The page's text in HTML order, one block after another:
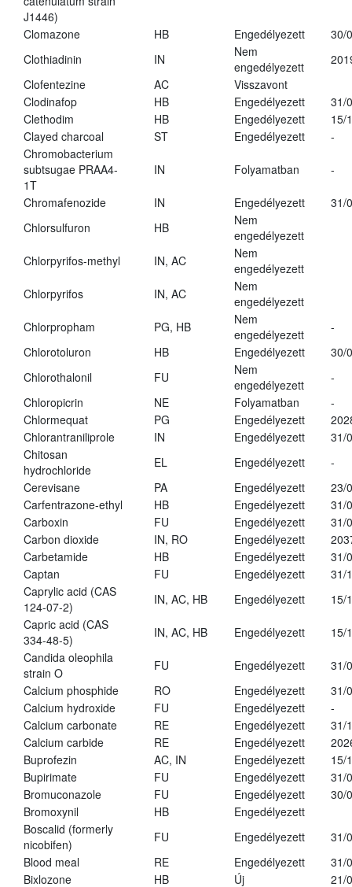
J1446)
Clomazone HB Engedélyezett
30/
Clothiadinin
IN
Nem
engedélyezett
Clofentezine
AC
Visszavont
Clodinafop
HB Engedélyezett
31/
Clethodim
HB Engedélyezett
15/
Clayed charcoal
ST Engedélyezett
-
Chromobacterium
subtsugae PRAA4-
1T
IN Folyamatban -
Chromafenozide IN Engedélyezett
31/
Chlorsulfuron
HB
Nem
engedélyezett
Chlorpyrifos-methyl
IN, AC
Nem
engedélyezett
Chlorpyrifos
IN, AC
Nem
engedélyezett
Chlorpropham
PG, HB
Nem
engedélyezett
-
Chlorotoluron
HB Engedélyezett
30/
Chlorothalonil
FU
Nem
engedélyezett
-
Chloropicrin
NE Folyamatban
-
Chlormequat
PG Engedélyezett
Chlorantraniliprole
IN Engedélyezett
31/
Chitosan
hydrochloride
EL Engedélyezett
-
Cerevisane
PA Engedélyezett
23/
Carfentrazone-ethyl
HB Engedélyezett
31/
Carboxin
FU Engedélyezett
31/
Carbon dioxide
IN, RO Engedélyezett
Carbetamide
HB Engedélyezett
31/
Captan
FU Engedélyezett
31/
Caprylic acid (CAS
124-07-2)
IN, AC, HB Engedélyezett
15/
Capric acid (CAS
334-48-5)
IN, AC, HB Engedélyezett
15/
Candida oleophila
strain O
FU Engedélyezett
31/
Calcium phosphide
RO Engedélyezett
31/
Calcium hydroxide
FU Engedélyezett
-
Calcium carbonate
RE Engedélyezett
31/
Calcium carbide
RE Engedélyezett
Buprofezin
AC, IN Engedélyezett
15/
Bupirimate
FU Engedélyezett
31/
Bromuconazole
FU Engedélyezett
30/
Bromoxynil
HB
Engedélyezett
Boscalid (formerly
nicobifen)
FU Engedélyezett
31/
Blood meal
RE Engedélyezett
31/
Bixlozone
HB Új 21/